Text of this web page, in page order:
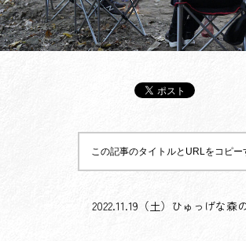
この記事のタイトルとURLをコピー
2022.11.19（土）ひゅっげな森